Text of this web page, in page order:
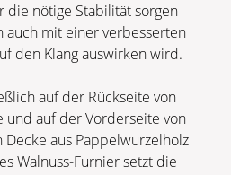
die nötige Stabilität sorgen
auch mit einer verbesserten
den Klang auswirken wird.
auf der Rückseite von
und auf der Vorderseite von
aus Pappelwurzelholz
Walnuss-Furnier setzt die